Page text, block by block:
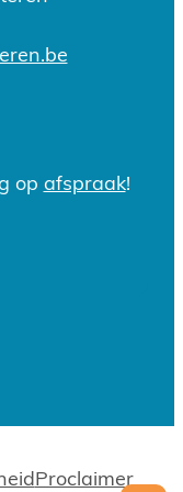
op afspraak!
Houthalen-
Proclaimer